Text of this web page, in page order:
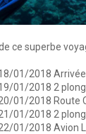
ce superbe
01/2018
01/2018 2
01/2018 Route
01/2018 2
01/2018 Avion